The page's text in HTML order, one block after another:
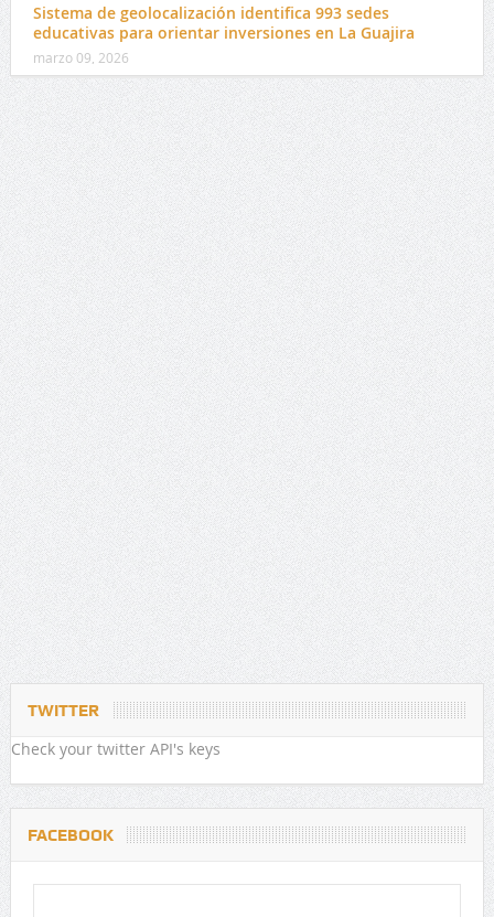
Sistema de geolocalización identifica 993 sedes
educativas para orientar inversiones en La Guajira
marzo 09, 2026
TWITTER
Check your twitter API's keys
FACEBOOK